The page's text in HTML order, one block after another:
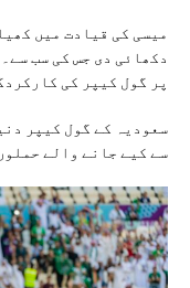
میسی کی قیادت میں
دکھائی دی جس کی سب
پر گول کیپر کی
سعوديہ کے گول کیپر
سے کیے جانے والے